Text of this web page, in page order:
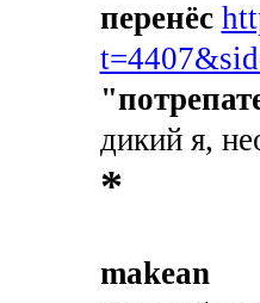
перенёс
дикий я,
*
makean